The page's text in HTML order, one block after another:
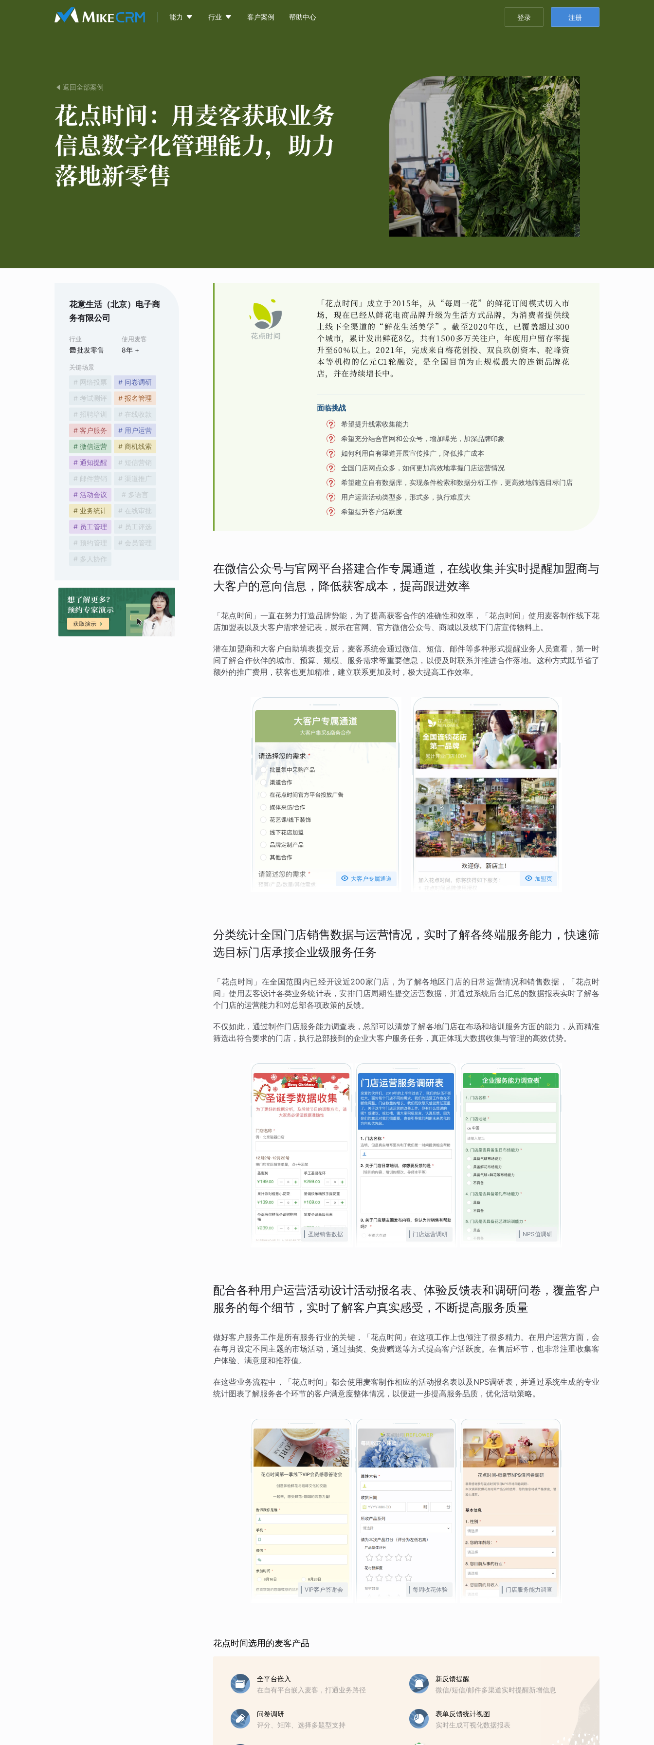
能力  行业  客户案例 帮助中心 登录 注册
 返回全部案例
花点时间： 用麦客获取业务
信息数字化管理能力，助力
落地新零售
花意生活（北京）电子商
务有限公司
行业
批发零售
使用麦客
8年 +
关键场景
# 网络投票
# 问卷调研
# 考试测评
# 报名管理
# 招聘培训
# 在线收款
# 客户服务
# 用户运营
# 微信运营
# 商机线索
# 通知提醒
# 短信营销
# 邮件营销
# 渠道推广
# 活动会议
# 多语言
# 业务统计
# 在线审批
# 员工管理
# 员工评选
# 预约管理
# 会员管理
# 多人协作
「花点时间」成立于2015年，从“每周一花”的鲜花订阅模式切入市
场，现在已经从鲜花电商品牌升级为生活方式品牌，为消费者提供线
上线下全渠道的“鲜花生活美学”。截至2020年底，已覆盖超过300
个城市，累计发出鲜花8亿，共有1500多万关注户，年度用户留存率提
升至60%以上。2021年，完成来自梅花创投、双良玖创资本、驼峰资
本等机构的亿元C1轮融资，是全国目前为止规模最大的连锁品牌花
店，并在持续增长中。
面临挑战
希望提升线索收集能力
希望充分结合官网和公众号，增加曝光，加深品牌印象
如何利用自有渠道开展宣传推广，降低推广成本
全国门店网点众多，如何更加高效地掌握门店运营情况
希望建立自有数据库，实现条件检索和数据分析工作，更高效地筛选目标门店
用户运营活动类型多，形式多，执行难度大
希望提升客户活跃度
在微信公众号与官网平台搭建合作专属通道，在线收集并实时提醒加盟商与
大客户的意向信息，降低获客成本，提高跟进效率
「花点时间」一直在努力打造品牌势能，为了提高获客合作的准确性和效率，「花点时间」使用麦客制作线下花
店加盟表以及大客户需求登记表，展示在官网、官方微信公众号、商城以及线下门店宣传物料上。
潜在加盟商和大客户自助填表提交后，麦客系统会通过微信、短信、邮件等多种形式提醒业务人员查看，第一时
间了解合作伙伴的城市、预算、规模、服务需求等重要信息，以便及时联系并推进合作落地。这种方式既节省了
额外的推广费用，获客也更加精准，建立联系更加及时，极大提高工作效率。
 大客户专属通道  加盟页
分类统计全国门店销售数据与运营情况，实时了解各终端服务能力，快速筛
选目标门店承接企业级服务任务
「花点时间」在全国范围内已经开设近200家门店，为了解各地区门店的日常运营情况和销售数据，「花点时
间」使用麦客设计各类业务统计表，安排门店周期性提交运营数据，并通过系统后台汇总的数据报表实时了解各
个门店的运营能力和对总部各项政策的反馈。
不仅如此，通过制作门店服务能力调查表，总部可以清楚了解各地门店在布场和培训服务方面的能力，从而精准
筛选出符合要求的门店，执行总部接到的企业大客户服务任务，真正体现大数据收集与管理的高效优势。
圣诞销售数据 门店运营调研 NPS值调研
配合各种用户运营活动设计活动报名表、体验反馈表和调研问卷，覆盖客户
服务的每个细节，实时了解客户真实感受，不断提高服务质量
做好客户服务工作是所有服务行业的关键，「花点时间」在这项工作上也倾注了很多精力。在用户运营方面，会
在每月设定不同主题的市场活动，通过抽奖、免费赠送等方式提高客户活跃度。在售后环节，也非常注重收集客
户体验、满意度和推荐值。
在这些业务流程中，「花点时间」都会使用麦客制作相应的活动报名表以及NPS调研表，并通过系统生成的专业
统计图表了解服务各个环节的客户满意度整体情况，以便进一步提高服务品质，优化活动策略。
VIP客户答谢会 每周收花体验 门店服务能力调查
花点时间选用的麦客产品
全平台嵌入
在自有平台嵌入麦客，打通业务路径
新反馈提醒
微信/短信/邮件多渠道实时提醒新增信息
问卷调研
评分、矩阵、选择多题型支持
表单反馈统计视图
实时生成可视化数据报表